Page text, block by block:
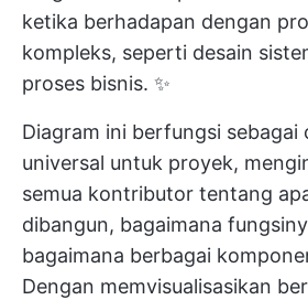
ketika berhadapan dengan
kompleks, seperti desain
proses bisnis. ✨
Diagram ini berfungsi sebagai
universal untuk proyek,
semua kontributor tentang
dibangun, bagaimana
bagaimana berbagai
Dengan memvisualisasikan